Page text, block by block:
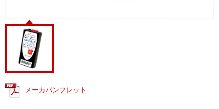
メーカパンフレット